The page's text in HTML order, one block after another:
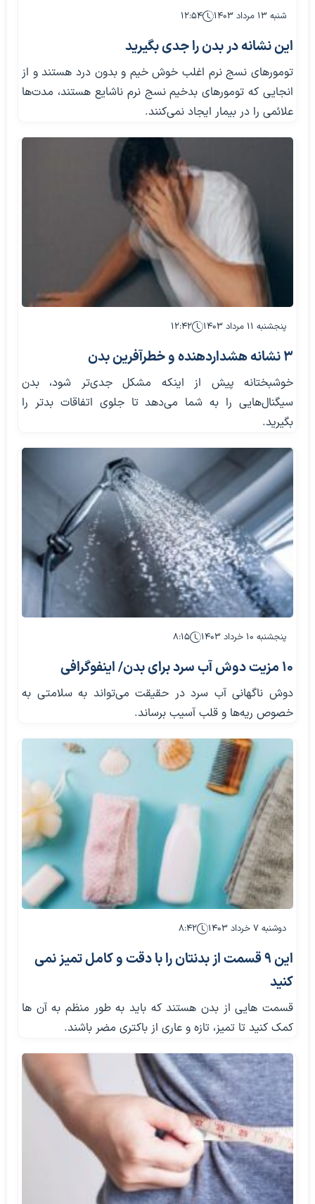
شنبه ۱۳ مرداد ۱۴۰۳ ۱۲:۵۴
این نشانه در بدن را جدی بگیرید
تومور‌های نسج نرم اغلب خوش خیم و بدون درد هستند و از
انجایی که تومور‌های بدخیم نسج نرم ناشایع هستند، مدت‌ها
علائمی را در بیمار ایجاد نمی‌کنند.
پنجشنبه ۱۱ مرداد ۱۴۰۳ ۱۲:۴۲
۳ نشانه هشداردهنده و خطرآفرین بدن
خوشبختانه پیش از اینکه مشکل جدی‌تر شود، بدن
سیگنال‌هایی را به شما می‌دهد تا جلوی اتفاقات بدتر را
بگیرید.
پنجشنبه ۱۰ خرداد ۱۴۰۳ ۸:۱۵
۱۰ مزیت دوش آب سرد برای بدن/ اینفوگرافی
دوش ناگهانی آب سرد در حقیقت می‌تواند به سلامتی به
خصوص ریه‌ها و قلب آسیب برساند.
دوشنبه ۷ خرداد ۱۴۰۳ ۸:۴۲
این 9 قسمت از بدنتان را با دقت و کامل تمیز نمی
کنید
قسمت هایی از بدن هستند که باید به طور منظم به آن ها
کمک کنید تا تمیز، تازه و عاری از باکتری مضر باشند.